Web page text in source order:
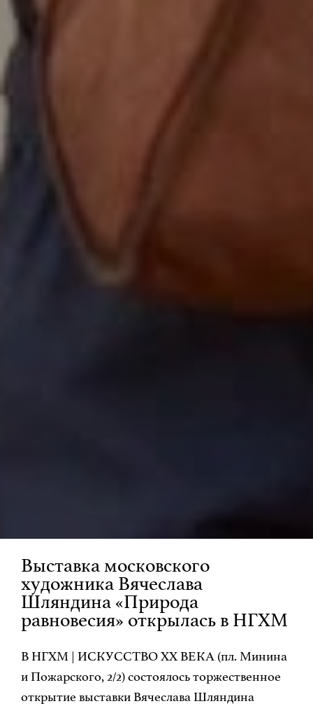
Выставка московского
художника Вячеслава
Шляндина «Природа
равновесия» открылась в НГХМ
В НГХМ | ИСКУССТВО XX ВЕКА (пл. Минина
и Пожарского, 2/2) состоялось торжественное
открытие выставки Вячеслава Шляндина